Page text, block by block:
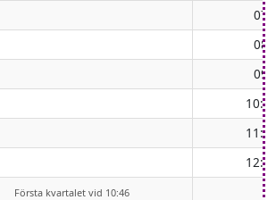
Första kvartalet vid 10:46